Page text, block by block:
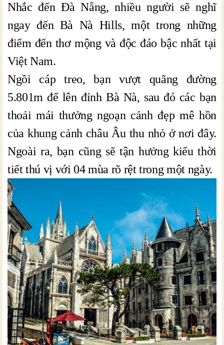
Nhắc đến Đà Nẵng, nhiều người sẽ nghĩ
ngay đến Bà Nà Hills, một trong những
điểm đến thơ mộng và độc đáo bậc nhất tại
Việt Nam.
Ngồi cáp treo, bạn vượt quãng đường
5.801m để lên đỉnh Bà Nà, sau đó các bạn
thoải mái thưởng ngoạn cảnh đẹp mê hồn
của khung cảnh châu Âu thu nhỏ ở nơi đây.
Ngoài ra, bạn cũng sẽ tận hưởng kiểu thời
tiết thú vị với 04 mùa rõ rệt trong một ngày.